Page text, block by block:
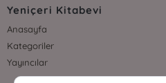
Yeniçeri Kitabevi
Anasayfa
Kategoriler
Yayıncılar